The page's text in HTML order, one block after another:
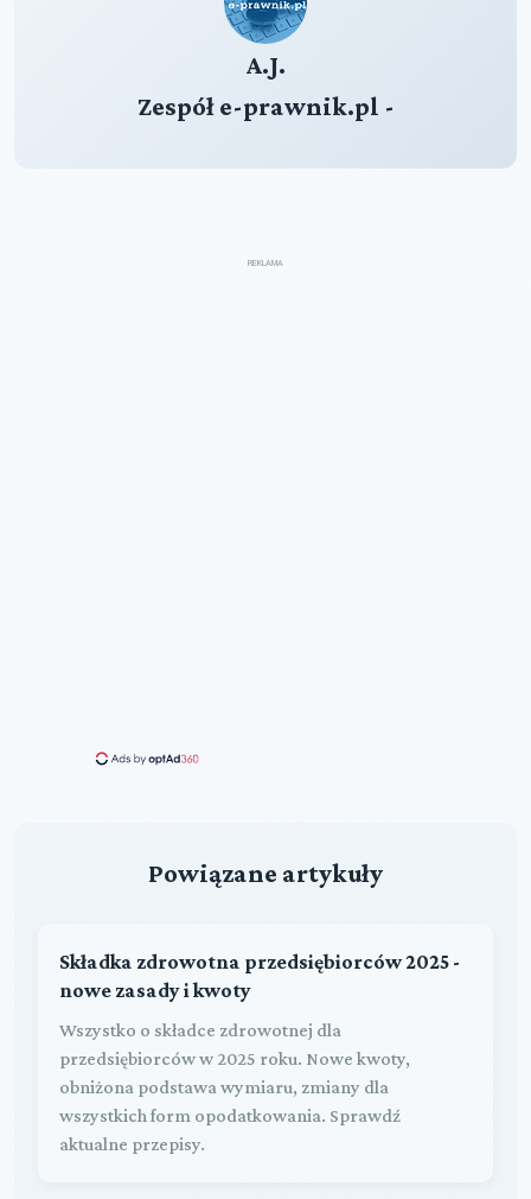
A.J.
Zespół e-prawnik.pl -
REKLAMA
Powiązane artykuły
Składka zdrowotna przedsiębiorców 2025 -
nowe zasady i kwoty
Wszystko o składce zdrowotnej dla
przedsiębiorców w 2025 roku. Nowe kwoty,
obniżona podstawa wymiaru, zmiany dla
wszystkich form opodatkowania. Sprawdź
aktualne przepisy.